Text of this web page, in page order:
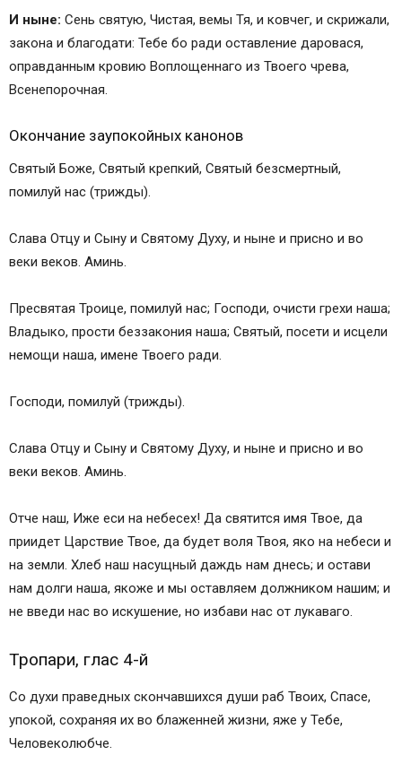
И ныне: Сень святую, Чистая, вемы Тя, и ковчег, и скрижали,
закона и благодати: Тебе бо ради оставление даровася,
оправданным кровию Воплощеннаго из Твоего чрева,
Всенепорочная.
Окончание заупокойных канонов
Святый Боже, Святый крепкий, Святый безсмертный,
помилуй нас (трижды).
Слава Отцу и Сыну и Святому Духу, и ныне и присно и во
веки веков. Аминь.
Пресвятая Троице, помилуй нас; Господи, очисти грехи наша;
Владыко, прости беззакония наша; Святый, посети и исцели
немощи наша, имене Твоего ради.
Господи, помилуй (трижды).
Слава Отцу и Сыну и Святому Духу, и ныне и присно и во
веки веков. Аминь.
Отче наш, Иже еси на небесех! Да святится имя Твое, да
приидет Царствие Твое, да будет воля Твоя, яко на небеси и
на земли. Хлеб наш насущный даждь нам днесь; и остави
нам долги наша, якоже и мы оставляем должником нашим; и
не введи нас во искушение, но избави нас от лукаваго.
Тропари, глас 4-й
Со духи праведных скончавшихся души раб Твоих, Спасе,
упокой, сохраняя их во блаженней жизни, яже у Тебе,
Человеколюбче.